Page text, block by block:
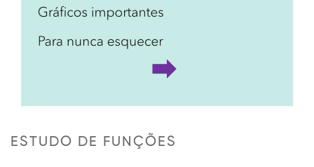
ESTUDO DE FUNÇÕES